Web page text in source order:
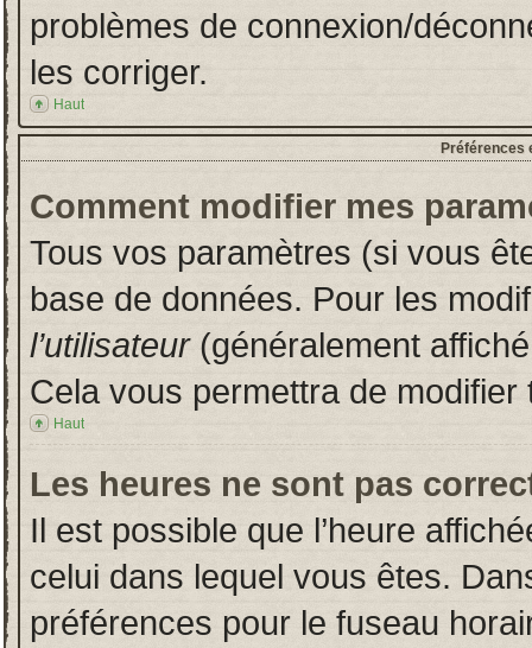
problèmes de connexion/
les corriger.
Haut
Préférences
Comment modifier mes
Tous vos paramètres (si vous
base de données. Pour les
l’utilisateur(généralement
Cela vous permettra de
Haut
Les heures ne sont pas
Il est possible que l’heure
celui dans lequel vous êtes.
préférences pour le fuseau